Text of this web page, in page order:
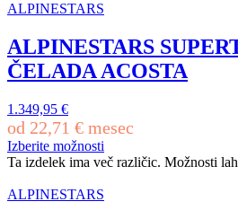
ALPINESTARS
ALPINESTARS
ČELADA ACOSTA
1.349,95 €
od 22,71 € mesec
Izberite možnosti
Ta izdelek ima več različic. Možnosti
ALPINESTARS